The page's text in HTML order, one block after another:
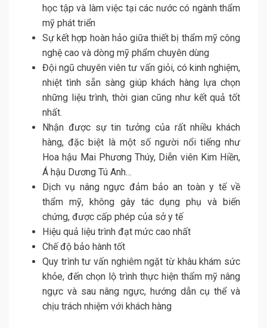
học tập và làm việc tại các nước có ngành thẩm
mỹ phát triển
Sự kết hợp hoàn hảo giữa thiết bị thẩm mỹ công
nghệ cao và dòng mỹ phẩm chuyên dùng
Đội ngũ chuyên viên tư vấn giỏi, có kinh nghiệm,
nhiệt tình sẵn sàng giúp khách hàng lựa chọn
những liệu trình, thời gian cũng như kết quả tốt
nhất.
Nhận được sự tin tưởng của rất nhiều khách
hàng, đặc biệt là một số người nổi tiếng như
Hoa hậu Mai Phương Thúy, Diễn viên Kim Hiền,
Á hậu Dương Tú Anh…
Dịch vụ nâng ngực đảm bảo an toàn y tế về
thẩm mỹ, không gây tác dụng phụ và biến
chứng, được cấp phép của sở y tế
Hiệu quả liệu trình đạt mức cao nhất
Chế độ bảo hành tốt
Quy trình tư vấn nghiêm ngặt từ khâu khám sức
khỏe, đến chọn lộ trình thực hiện thẩm mỹ nâng
ngực và sau nâng ngực, hướng dẫn cụ thể và
chịu trách nhiệm với khách hàng